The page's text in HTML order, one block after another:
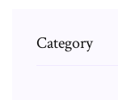
Category